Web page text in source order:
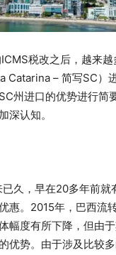
税改之后，越来
Catarina – 简写SC）
州进口的优势进行简
深认知。
久，早在20多年前就
惠。2015年，巴西流
幅度有所下降，但由
优势。由于涉及比较